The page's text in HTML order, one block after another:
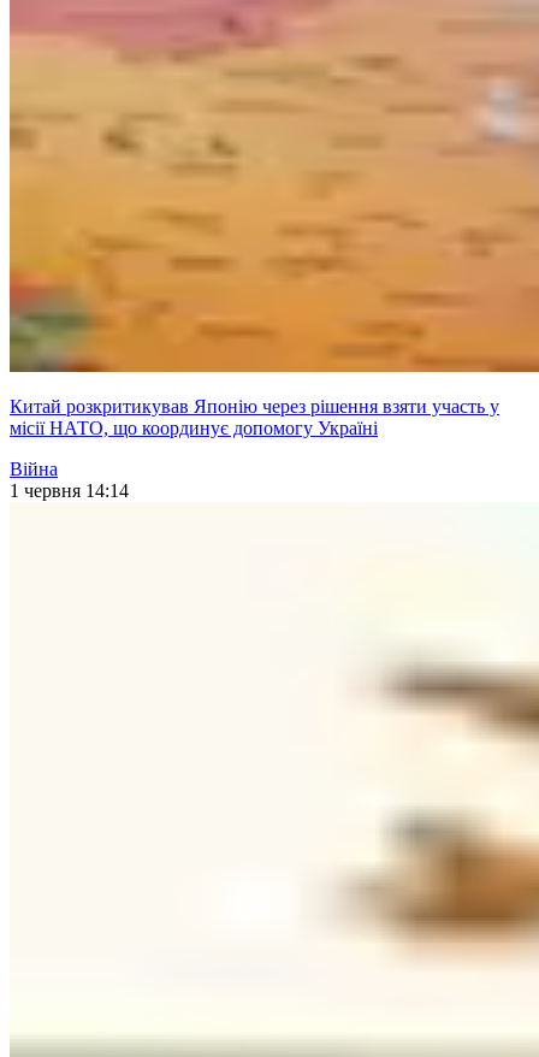
Китай розкритикував Японію через рішення взяти участь у
місії НАТО, що координує допомогу Україні
Війна
1 червня 14:14